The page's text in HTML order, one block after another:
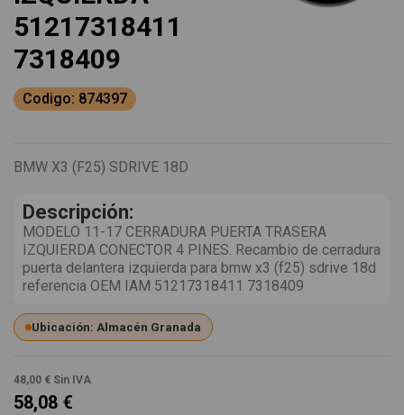
51217318411
7318409
Codigo: 874397
BMW X3 (F25) SDRIVE 18D
Descripción:
MODELO 11-17 CERRADURA PUERTA TRASERA
IZQUIERDA CONECTOR 4 PINES. Recambio de cerradura
puerta delantera izquierda para bmw x3 (f25) sdrive 18d
referencia OEM IAM 51217318411 7318409
Ubicación: Almacén Granada
48,00 € Sin IVA
58,08 €